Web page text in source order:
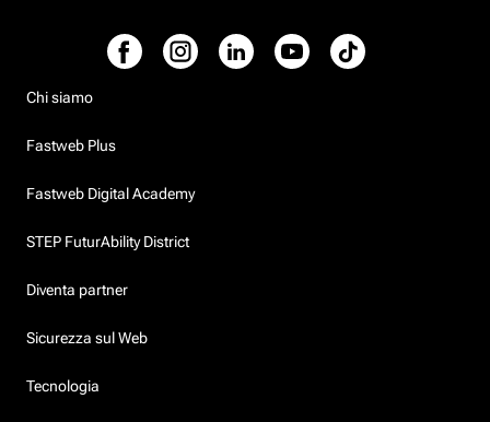
Chi siamo
Fastweb Plus
Fastweb Digital Academy
STEP FuturAbility District
Diventa partner
Sicurezza sul Web
Tecnologia